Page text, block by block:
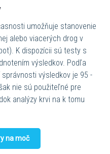
umožňuje stanovenie
alebo viacerých drog v
K dispozícii sú testy s
výsledkov. Podľa
výsledkov je 95 -
nie sú použiteľné pre
analýzy krvi na k tomu
na moč